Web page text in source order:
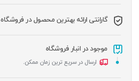
گارانتی ارائه بهترین محصول در فروشگاه
موجود در انبار فروشگاه
ارسال در سریع ترین زمان ممکن.